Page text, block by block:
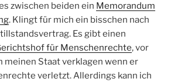
zwischen beiden ein Memorandum
. Klingt für mich ein bisschen nach
Es gibt einen
für Menschenrechte, vor
meinen Staat verklagen wenn er
verletzt. Allerdings kann ich